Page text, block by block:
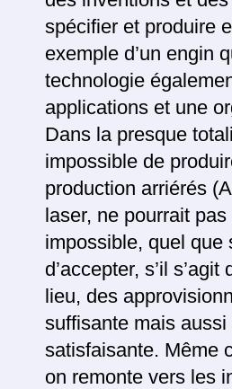
spécifier et produire
exemple d’un engin
technologie
applications et une
Dans la presque
impossible de
production arriérés
laser, ne pourrait
impossible, quel que
d’accepter, s’il
lieu, des
suffisante mais
satisfaisante. Même
on remonte vers les